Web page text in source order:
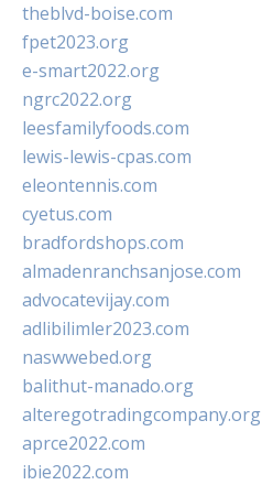
theblvd-boise.com
fpet2023.org
e-smart2022.org
ngrc2022.org
leesfamilyfoods.com
lewis-lewis-cpas.com
eleontennis.com
cyetus.com
bradfordshops.com
almadenranchsanjose.com
advocatevijay.com
adlibilimler2023.com
naswwebed.org
balithut-manado.org
alteregotradingcompany.org
aprce2022.com
ibie2022.com